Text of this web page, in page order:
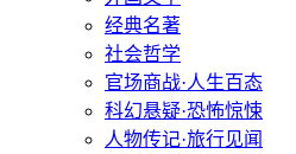
经典名著
社会哲学
官场商战·人生百态
科幻悬疑·恐怖惊悚
人物传记·旅行见闻